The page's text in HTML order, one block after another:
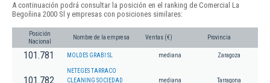
A continuación podrá consultar la posición en el ranking de Comercial La
Begoñina 2000 Sl y empresas con posiciones similares:
Posición
Nacional
Nombre de la empresa Ventas (€) Provincia
101.781 MOLDES GRABI SL mediana Zaragoza
101.782
NETEGES TARRACO
CLEANING SOCIEDAD
mediana Tarragona